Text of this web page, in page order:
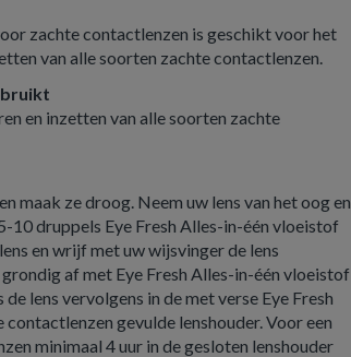
zachte contactlenzen is geschikt voor het
van alle soorten zachte contactlenzen.
en inzetten van alle soorten zachte
maak ze droog. Neem uw lens van het oog en
10 druppels Eye Fresh Alles-in-één vloeistof
en wrijf met uw wijsvinger de lens
af met Eye Fresh Alles-in-één vloeistof
lens vervolgens in de met verse Eye Fresh
gevulde lenshouder. Voor een
minimaal 4 uur in de gesloten lenshouder